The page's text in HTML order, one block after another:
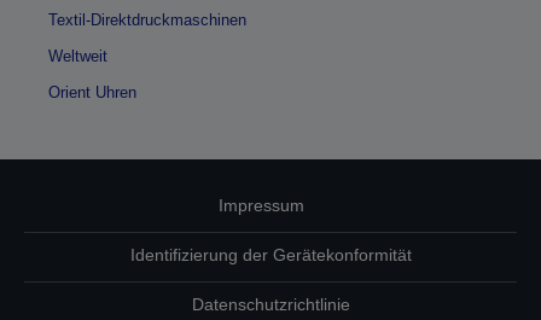
Textil-Direktdruckmaschinen
Weltweit
Orient Uhren
Impressum
Identifizierung der Gerätekonformität
Datenschutzrichtlinie